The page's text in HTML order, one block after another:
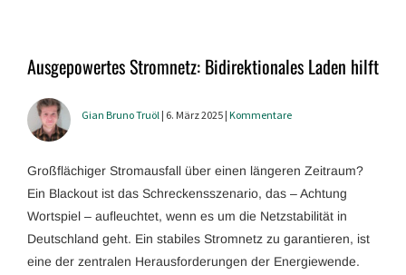
Ausgepowertes Stromnetz: Bidirektionales Laden hilft
Gian Bruno Truöl | 6. März 2025 | Kommentare
Großflächiger Stromausfall über einen längeren Zeitraum?
Ein Blackout ist das Schreckensszenario, das – Achtung
Wortspiel – aufleuchtet, wenn es um die Netzstabilität in
Deutschland geht. Ein stabiles Stromnetz zu garantieren, ist
eine der zentralen Herausforderungen der Energiewende.